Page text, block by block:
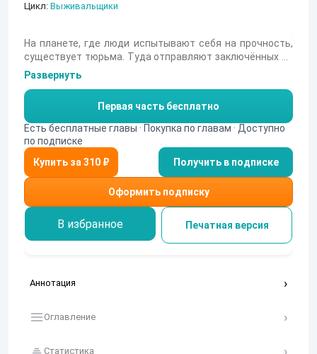
Цикл: Выживальщики
На планете, где люди испытывают себя на прочность,
существует тюрьма. Туда отправляют заключённых со
всей галактики. Тут нет никаких досрочных
освобождений и апелляций. Нет судей и адвокатов, нет
охранников и надсмотрщиков, есть только
заключённые. А точнее ссыльные. Если ты попал сюда,
то обратно уже не вернёшься и будешь искать своё
место в этом мире. Это приговор окончательный. Как
люди, оказавшиеся здесь, устроят свою жизнь? Смогут
ли сохранить достоинство, или совершенно
деградируют? Судьба ведёт наших героев как раз сюда.
Что их там ждёт, можно узнать в третьей части романа
«Выживальщики».
Развернуть
Первая часть бесплатно
Есть бесплатные главы · Покупка по главам · Доступно
по подписке
Получить в подписке
Оформить подписку
В избранное Печатная версия
Аннотация
Оглавление
Статистика